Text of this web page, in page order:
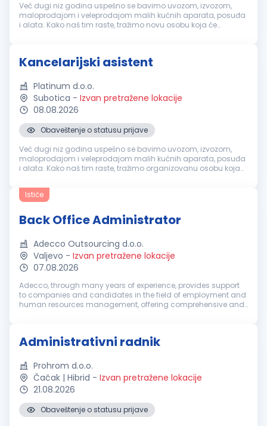
Već dugi niz godina uspešno se bavimo uvozom, izvozom,
maloprodajom i veleprodajom malih kućnih aparata, posuđa
i alata. Kako naš tim raste, tražimo novu osobu koja će
Kancelarijski asistent
Platinum d.o.o.
Subotica - Izvan pretražene lokacije
08.08.2026
Obaveštenje o statusu prijave
Već dugi niz godina uspešno se bavimo uvozom, izvozom,
maloprodajom i veleprodajom malih kućnih aparata, posuđa
i alata. Kako naš tim raste, tražimo organizovanu osobu koja
ažuriranje i ar...
Ističe
Back Office Administrator
Adecco Outsourcing d.o.o.
Valjevo - Izvan pretražene lokacije
07.08.2026
Adecco, through many years of experience, provides support
to companies and candidates in the field of employment and
human resources management, offering comprehensive and
Administrativni radnik
Prohrom d.o.o.
Čačak | Hibrid - Izvan pretražene lokacije
21.08.2026
Obaveštenje o statusu prijave